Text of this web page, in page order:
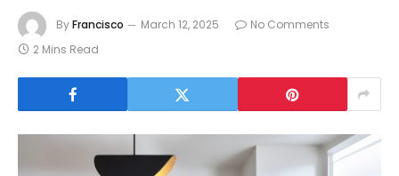
ByFrancisco March 12, 2025
No Comments
2 Mins Read